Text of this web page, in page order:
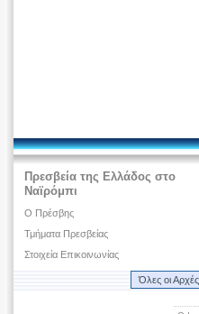
Πρεσβεία της Ελλάδος στο
Ναϊρόμπι
Ο Πρέσβης
Τμήματα Πρεσβείας
Στοιχεία Επικοινωνίας
Όλες οι